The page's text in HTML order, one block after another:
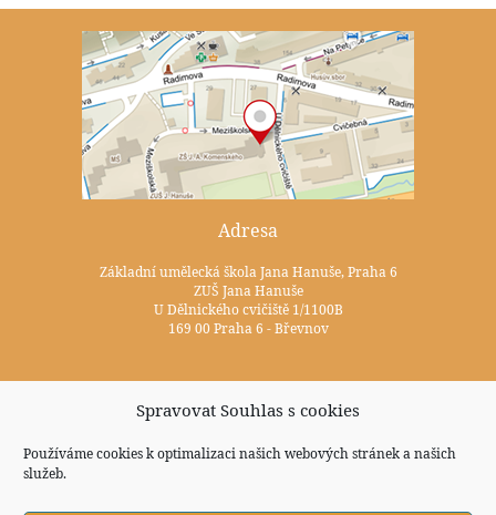
Spravovat Souhlas s cookies
Používáme cookies k optimalizaci našich webových stránek a našich
služeb.
Adresa
Základní umělecká škola Jana Hanuše, Praha 6
ZUŠ Jana Hanuše
U Dělnického cvičiště 1/1100B
169 00 Praha 6 - Břevnov